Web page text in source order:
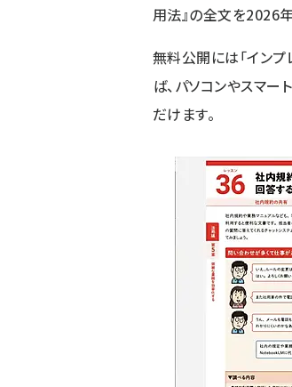
用法』の全文を2026
無料公開には「イン
ば、パソコンやスマ
だけます。